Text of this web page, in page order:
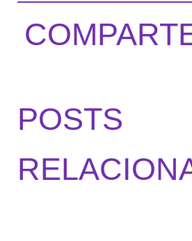
POSTS